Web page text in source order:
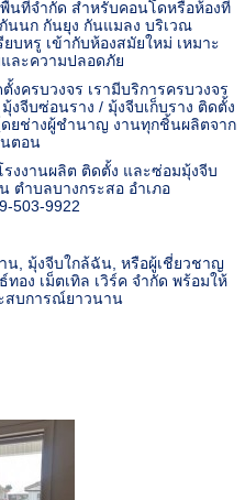
นที่จำกัด สำหรับคอนโดหรือห้องที่
นนก กันยุง กันแมลง บริเวณ
บหรู เข้ากับห้องสมัยใหม่ เหมาะ
ละความปลอดภัย
ครบวงจร เรามีบริการครบวงจร
จีบซ่อนราง / มุ้งจีบเก็บราง ติดตั้ง
ดยช่างผู้ชำนาญ งานทุกชิ้นผลิตจาก
ตอน
รงงานผลิต ติดตั้ง และซ่อมมุ้งจีบ
ตำบลบางกระสอ อำเภอ
503-9922
น, มุ้งจีบใกล้ฉัน, หรือผู้เชี่ยวชาญ
อง เม็ตเทิล เวิร์ค จำกัด พร้อมให้
สบการณ์ยาวนาน